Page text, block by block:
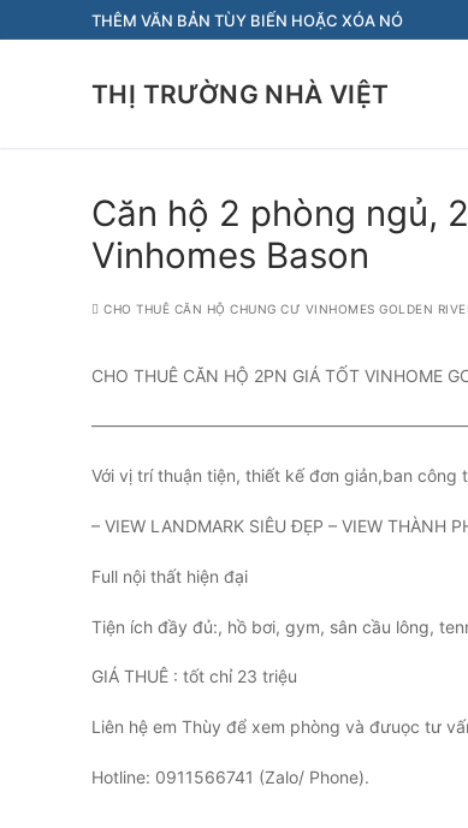
đến
THÊM VĂN BẢN TÙY BIẾN HOẶC XÓA NÓ
THỊ TRƯỜNG NHÀ VIỆT
Căn hộ 2 phòng ngủ,
Vinhomes Bason
CHO THUÊ CĂN HỘ CHUNG CƯ VINHOMES GOLDEN
CHO THUÊ CĂN HỘ 2PN GIÁ TỐT VINHOME
Với vị trí thuận tiện, thiết kế đơn giản,ban công
– VIEW LANDMARK SIÊU ĐẸP – VIEW THÀNH
Full nội thất hiện đại
Tiện ích đầy đủ:, hồ bơi, gym, sân cầu lông,
GIÁ THUÊ : tốt chỉ 23 triệu
Liên hệ em Thùy để xem phòng và đưuọc tư
️Hotline: 0911566741 (Zalo/ Phone).